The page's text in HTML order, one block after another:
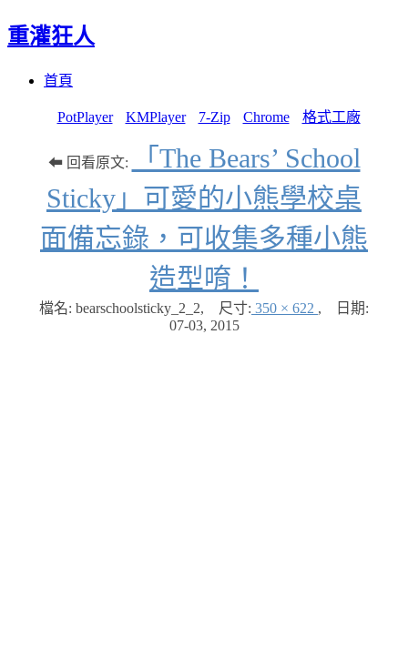
重灌狂人
首頁
PotPlayer KMPlayer 7-Zip Chrome 格式工廠
⬅ 回看原文:
「The Bears’ School
Sticky」可愛的小熊學校桌
面備忘錄，可收集多種小熊
造型唷！
檔名: bearschoolsticky_2_2, 尺寸: 350 × 622 ,
日期:
07-03, 2015